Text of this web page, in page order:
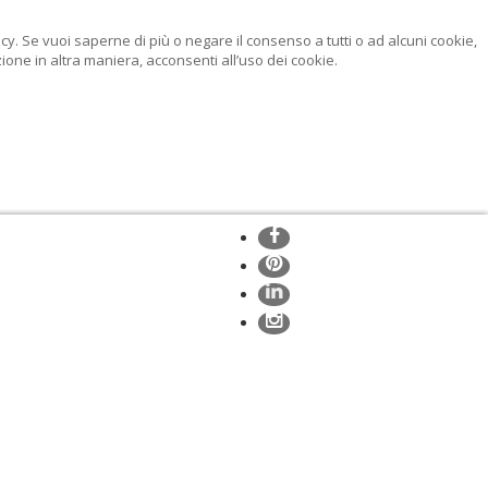
Se vuoi saperne di più o negare il consenso a tutti o ad alcuni cookie,
in altra maniera, acconsenti all’uso dei cookie.